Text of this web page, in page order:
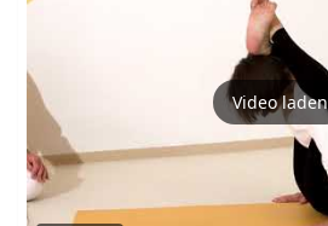
Video laden